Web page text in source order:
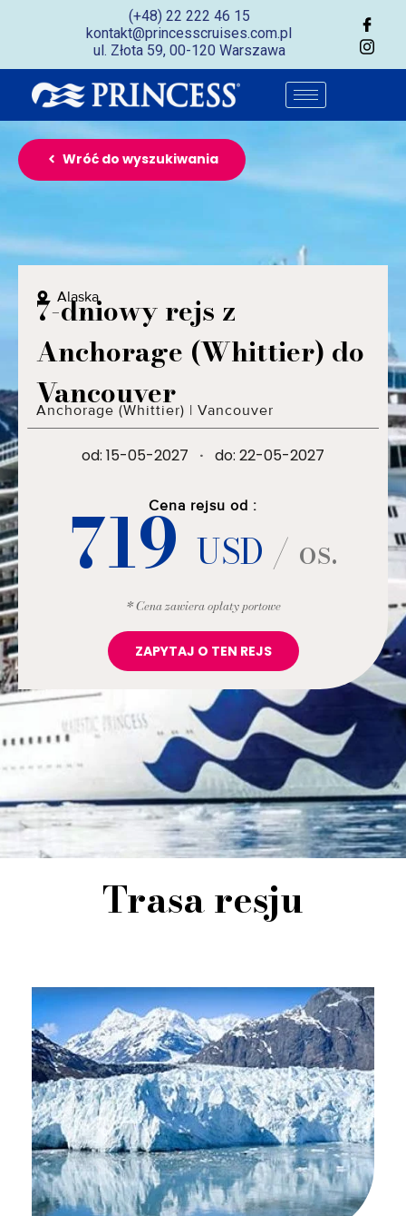
(+48) 22 222 46 15
kontakt@princesscruises.com.pl
ul. Złota 59, 00-120 Warszawa
Wróć do wyszukiwania
Alaska
7-dniowy rejs z
Anchorage (Whittier) do
Vancouver
Anchorage (Whittier) | Vancouver
od: 15-05-2027 · do: 22-05-2027
Cena rejsu od :
719USD / os.
* Cena zawiera opłaty portowe
ZAPYTAJ O TEN REJS
Trasa resju